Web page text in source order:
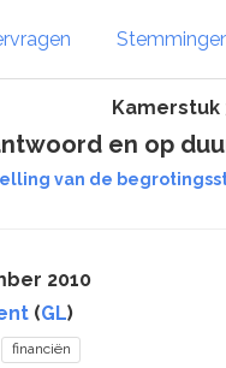
Kamerstuk
en op
van de
2010
(GL)
financiën